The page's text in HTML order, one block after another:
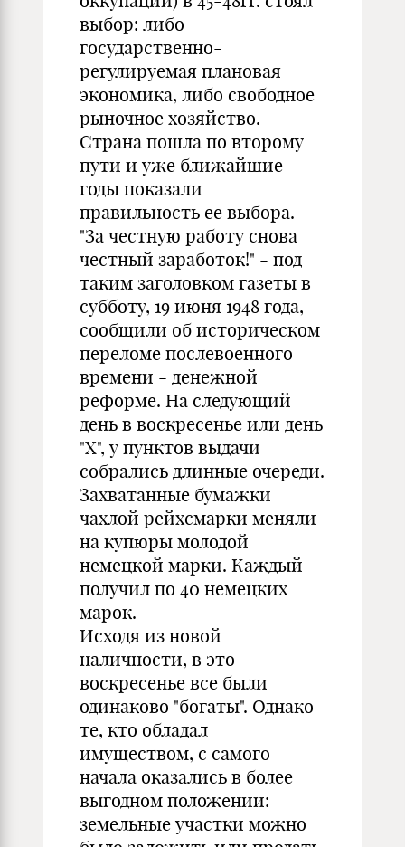
выбор: либо
государственно-
регулируемая плановая
экономика, либо свободное
рыночное хозяйство.
Страна пошла по второму
пути и уже ближайшие
годы показали
правильность ее выбора.
"За честную работу снова
честный заработок!" - под
таким заголовком газеты в
субботу, 19 июня 1948 года,
сообщили об историческом
переломе послевоенного
времени - денежной
реформе. На следующий
день в воскресенье или день
"Х", у пунктов выдачи
собрались длинные очереди.
Захватанные бумажки
чахлой рейхсмарки меняли
на купюры молодой
немецкой марки. Каждый
получил по 40 немецких
марок.
Исходя из новой
наличности, в это
воскресенье все были
одинаково "богаты". Однако
те, кто обладал
имуществом, с самого
начала оказались в более
выгодном положении:
земельные участки можно